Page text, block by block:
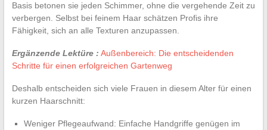
Basis betonen sie jeden Schimmer, ohne die vergehende Zeit zu
verbergen. Selbst bei feinem Haar schätzen Profis ihre
Fähigkeit, sich an alle Texturen anzupassen.
Ergänzende Lektüre : Außenbereich: Die entscheidenden
Schritte für einen erfolgreichen Gartenweg
Deshalb entscheiden sich viele Frauen in diesem Alter für einen
kurzen Haarschnitt:
Weniger Pflegeaufwand: Einfache Handgriffe genügen im